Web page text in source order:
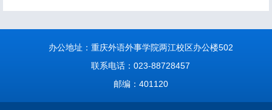
办公地址：重庆外语外事学院两江校区办公楼502
联系电话：023-88728457
邮编：401120